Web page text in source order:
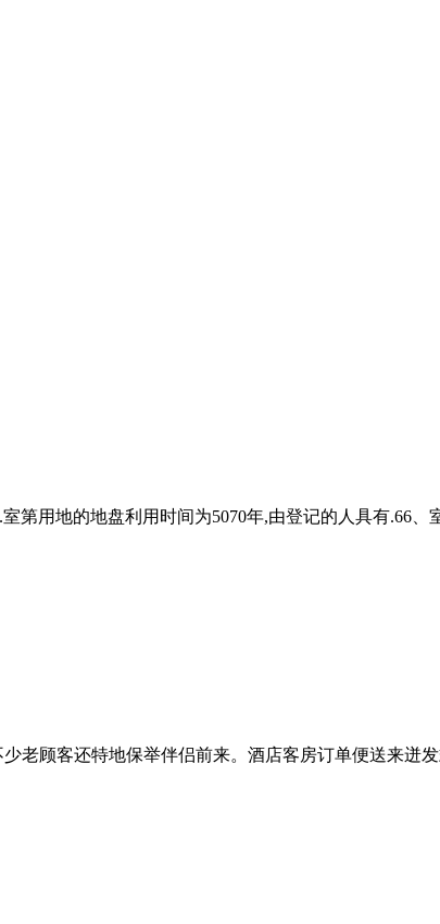
第用地的地盘利用时间为5070年,由登记的人具有.66、
老顾客还特地保举伴侣前来。酒店客房订单便送来迸